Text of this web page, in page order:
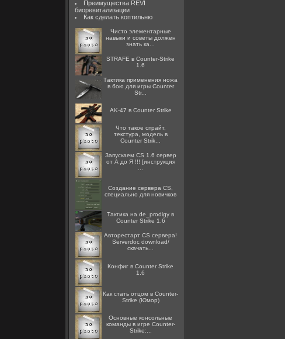
Преимущества REVI
биоревитализации
Как сделать коптильню
Чисто элементарные
навыки и советы должен
знать ка...
STRAFE в Counter-Strike
1.6
Тактика применения ножа
в бою для игры Counter
Str...
AK-47 в Counter Strike
Что такое спрайт,
текстура, модель в
Counter Strik...
Запускаем CS 1.6 сервер
от А до Я !!! [инструкция
Создание сервера CS,
специально для новичков
Тактика на de_prodigy в
Counter Strike 1.6
Авторестарт CS сервера!
Serverdoc download/
скачать...
Конфиг в Counter Strike
1.6
Как стать отцом в Counter-
Strike (Юмор)
Основные консольные
команды в игре Counter-
Strike:...